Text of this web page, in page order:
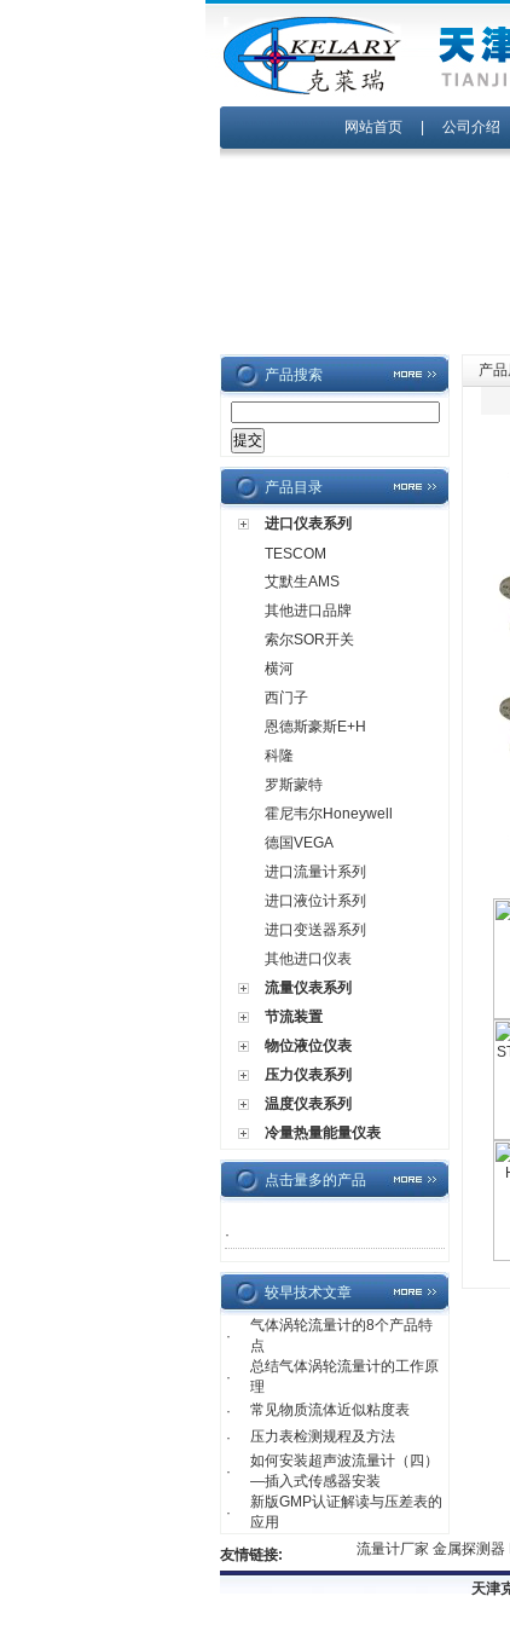
网站首页| 公司介绍
产品搜索
产品目录
进口仪表系列
TESCOM
艾默生AMS
其他进口品牌
索尔SOR开关
横河
西门子
恩德斯豪斯E+H
科隆
罗斯蒙特
霍尼韦尔Honeywell
德国VEGA
进口流量计系列
进口液位计系列
进口变送器系列
其他进口仪表
流量仪表系列
节流装置
物位液位仪表
压力仪表系列
温度仪表系列
冷量热量能量仪表
点击量多的产品
·
较早技术文章
·
气体涡轮流量计的8个产品特
点
·
总结气体涡轮流量计的工作原
理
·
常见物质流体近似粘度表
·
压力表检测规程及方法
·
如何安装超声波流量计（四）
—插入式传感器安装
·
新版GMP认证解读与压差表的
应用
产
友情链接: 流量计厂家金属探
天津